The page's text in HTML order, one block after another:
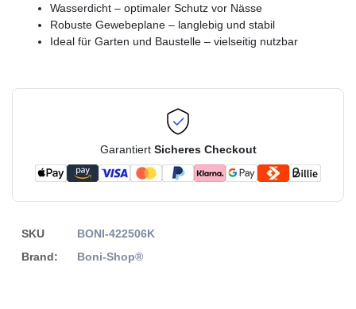
Wasserdicht – optimaler Schutz vor Nässe
Robuste Gewebeplane – langlebig und stabil
Ideal für Garten und Baustelle – vielseitig nutzbar
Garantiert Sicheres Checkout
SKU
BONI-422506K
Brand:
Boni-Shop®